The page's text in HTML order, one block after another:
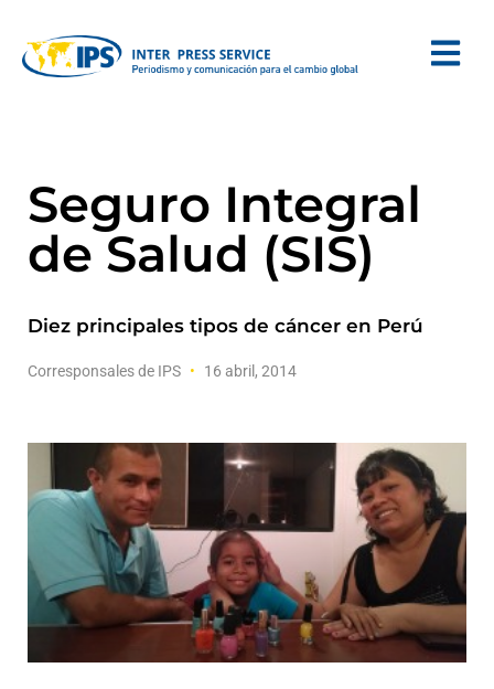
Seguro Integral
de Salud (SIS)
Diez principales tipos de cáncer en Perú
Corresponsales de IPS 16 abril, 2014